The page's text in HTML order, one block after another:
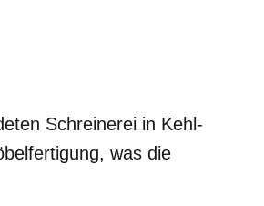
Schreinerei in Kehl-
was die